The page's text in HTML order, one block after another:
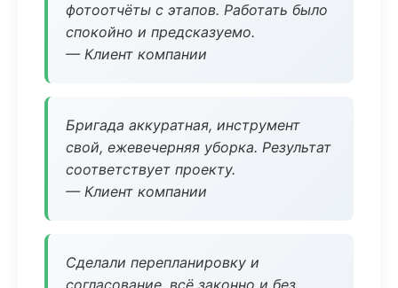
фотоотчёты с этапов. Работать было
спокойно и предсказуемо.
— Клиент компании
Бригада аккуратная, инструмент
свой, ежевечерняя уборка. Результат
соответствует проекту.
— Клиент компании
Сделали перепланировку и
согласование, всё законно и без